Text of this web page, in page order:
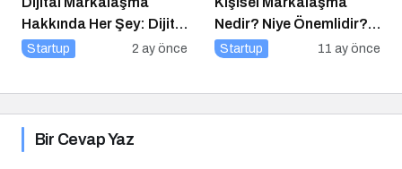
Hakkında Her Şey: Dijital
Markalaşma Sohbetleri
Startup 2 ay önce
Nedir? Niye Önemlidir?
Kişisel Markalaşma
Startup 11 ay önce
Bir Cevap Yaz